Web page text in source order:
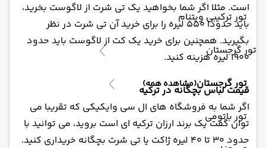
تور ترکیبی ویتنام
تور گرجستان
تور گرجستان(مشاهده همه)
تور باتومی
است. مثلا اگر شما بخواهید یک تی شرت از لاگوست بخرید،
باید حدودا 550 لیره را برای خرید آن تی شرت در نظر
بگیرید. همچنین برای خرید یک کت از لاگوست باید حدود
1900 لیره هزینه کنید.
قیمت لباس بچگانه در ترکیه
اگر شما به فروشگاه های ال سی وایکیکی که تقریبا می
توان گفت یک برند ارزان ترکیه ای است بروید، می توانید با
حدود 30 تا 40 لیره ژاکت یا تی شرت بچگانه خریداری کنید.